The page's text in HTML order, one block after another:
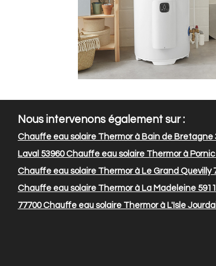
Nous intervenons également sur :
Chauffe eau solaire Thermor à Bain de Bretagne
Laval 53960Chauffe eau solaire Thermor à Pornic
Chauffe eau solaire Thermor à Le Grand Quevilly
Chauffe eau solaire Thermor à La Madeleine
77700Chauffe eau solaire Thermor à L'Isle